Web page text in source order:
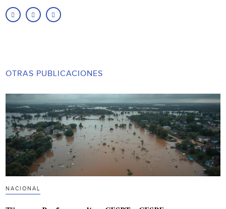
OTRAS PUBLICACIONES
NACIONAL